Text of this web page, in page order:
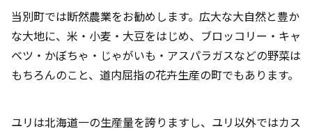
当別町では断然農業をお勧めします。広大な大自然と豊か
な大地に、米・小麦・大豆をはじめ、ブロッコリー・キャ
ベツ・かぼちゃ・じゃがいも・アスパラガスなどの野菜は
もちろんのこと、道内屈指の花卉生産の町でもあります。
ユリは北海道一の生産量を誇りますし、ユリ以外ではカス